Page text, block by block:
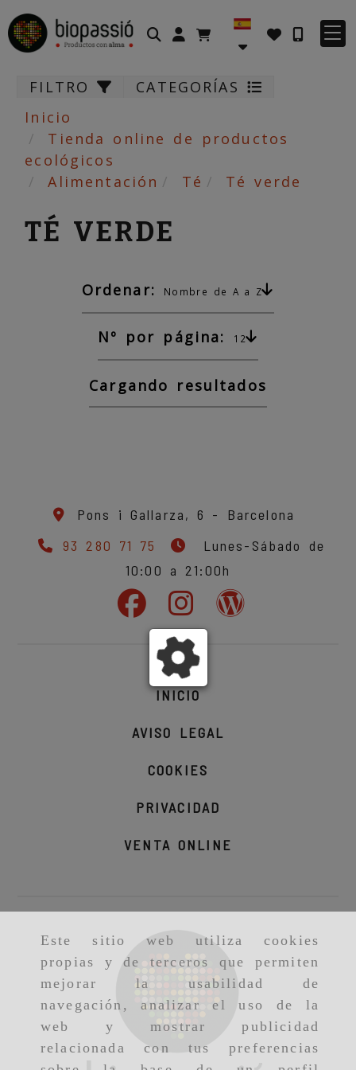
Este sitio web utiliza cookies
propias y de terceros que permiten
mejorar la usabilidad de
navegación, analizar el uso de la
web y mostrar publicidad
relacionada con tus preferencias
Identifícate
FILTRO
CATEGORÍAS
Inicio
Tienda online de productos
ecológicos
Alimentación
Té Té verde
TÉ VERDE
Ordenar: Nombre de A a Z
Nº por página: 12
Cargando resultados
Pons i Gallarza, 6 - Barcelona
93 280 71 75
Lunes-Sábado de
10:00 a 21:00h
INICIO
AVISO LEGAL
COOKIES
PRIVACIDAD
VENTA ONLINE